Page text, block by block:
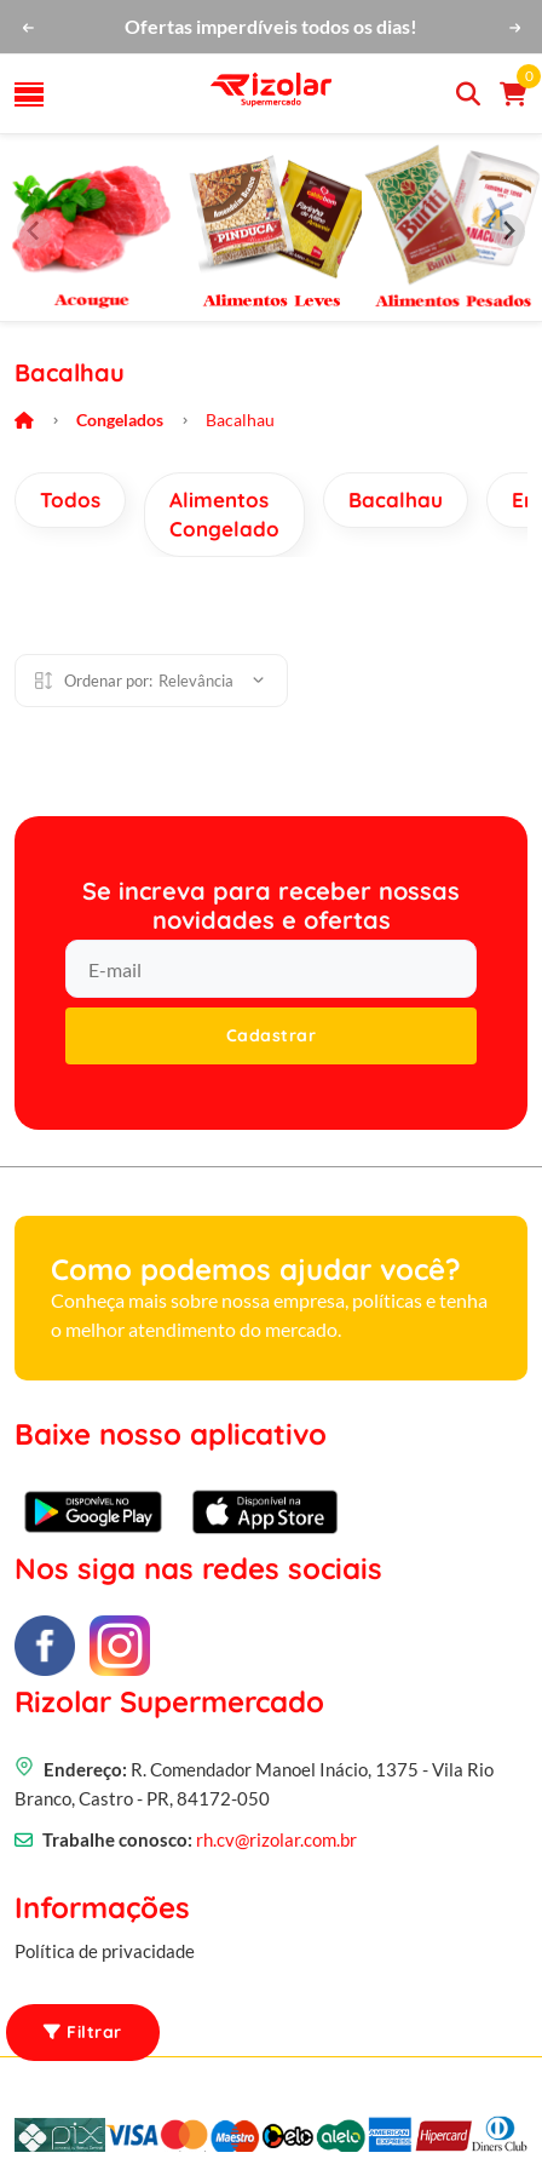
Ofertas imperdíveis todos os dias!
0
Bacalhau
Congelados Bacalhau
Todos
Alimentos
Congelado
Bacalhau
Ordenar por: Relevância
Filtrar
Se increva para receber nossas
novidades e ofertas
Cadastrar
Como podemos ajudar você?
Conheça mais sobre nossa empresa, políticas e tenha
o melhor atendimento do mercado.
Baixe nosso aplicativo
Nos siga nas redes sociais
Rizolar Supermercado
Endereço: R. Comendador Manoel Inácio, 1375 - Vila Rio
Branco, Castro - PR, 84172-050
Trabalhe conosco: rh.cv@rizolar.com.br
Informações
Política de privacidade